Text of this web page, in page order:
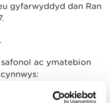
gyfarwyddyd dan Ran
ac ymatebion